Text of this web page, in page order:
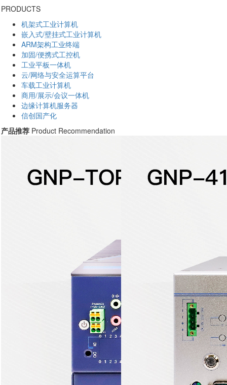
PRODUCTS
机架式工业计算机
嵌入式/壁挂式工业计算机
ARM架构工业终端
加固/便携式工控机
工业平板一体机
云/网络与安全运算平台
车载工业计算机
商用/展示/会议一体机
边缘计算机服务器
信创国产化
产品推荐 Product Recommendation